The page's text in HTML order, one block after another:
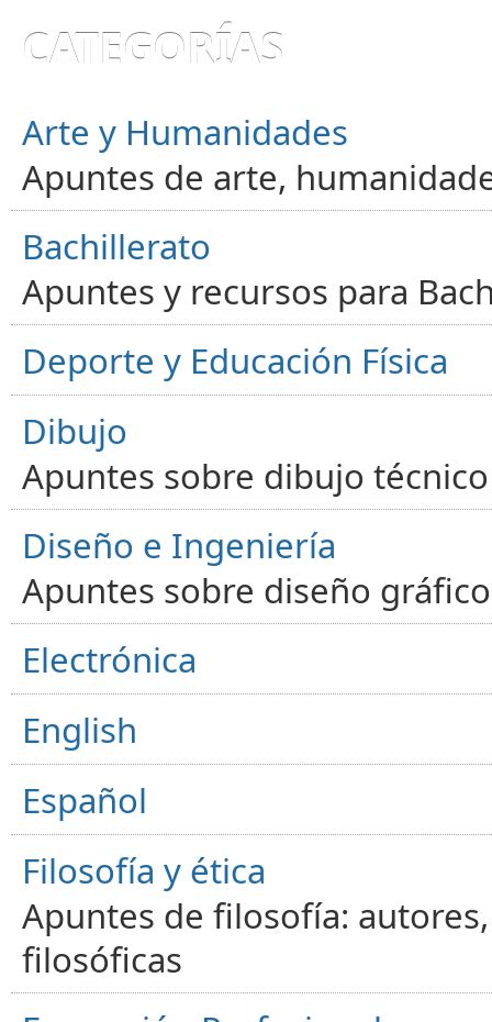
CATEGORÍAS
Arte y Humanidades
Apuntes de arte,
Bachillerato
Apuntes y recursos para
Deporte y Educación Física
Dibujo
Apuntes sobre dibujo
Diseño e Ingeniería
Apuntes sobre diseño
Electrónica
English
Español
Filosofía y ética
Apuntes de filosofía:
filosóficas